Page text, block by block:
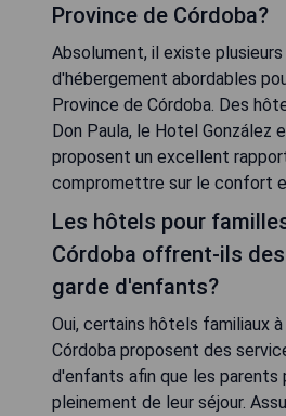
Province de Córdoba?
Absolument, il existe
d'hébergement abordables
Province de Córdoba. Des
Don Paula, le Hotel González
proposent un excellent
compromettre sur le confort
Les hôtels pour
Córdoba offrent-ils
garde d'enfants?
Oui, certains hôtels familiaux
Córdoba proposent des
d'enfants afin que les
pleinement de leur séjour.